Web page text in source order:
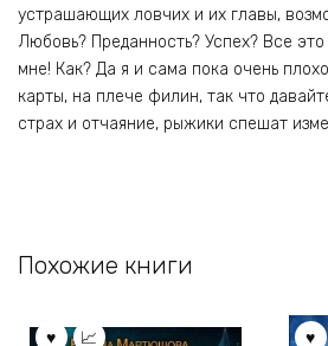
устрашающих ловчих и их главы,
Любовь? Преданность? Успех? Все
мне! Как? Да я и сама пока очень
карты, на плече филин, так что
страх и отчаяние, рыжики спешат
Похожие книги